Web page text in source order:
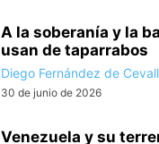
A la soberanía y la
usan de taparrabos
Diego Fernández de
30 de junio de 2026
Venezuela y su